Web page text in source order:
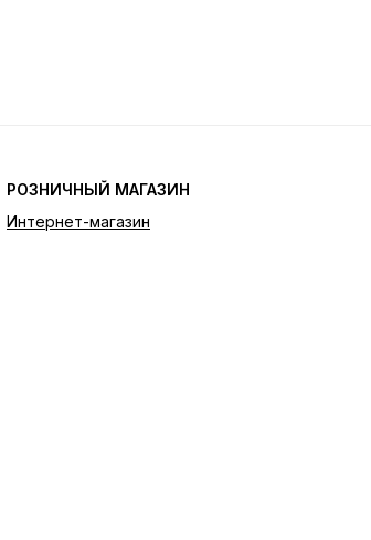
РОЗНИЧНЫЙ МАГАЗИН
Интернет-магазин